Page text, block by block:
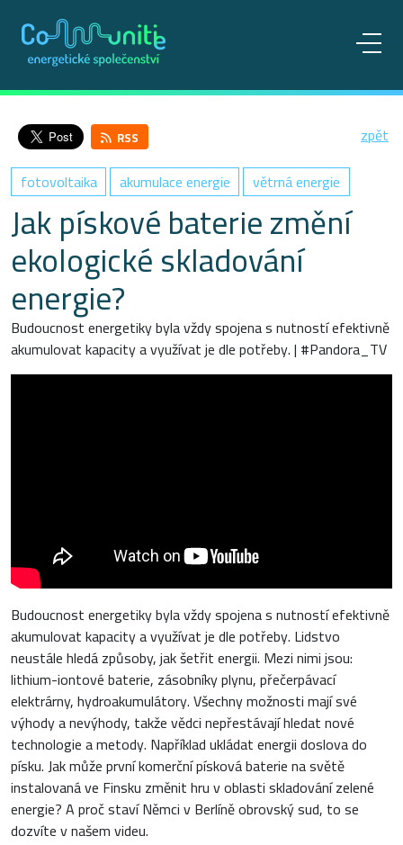
fotovoltaika akumulace energie větrná energie
Jak pískové baterie změní
ekologické skladování
energie?
zpět
RSS
Budoucnost energetiky byla vždy spojena s nutností efektivně
akumulovat kapacity a využívat je dle potřeby. | #Pandora_TV
Budoucnost energetiky byla vždy spojena s nutností efektivně
akumulovat kapacity a využívat je dle potřeby. Lidstvo
neustále hledá způsoby, jak šetřit energii. Mezi nimi jsou:
lithium-iontové baterie, zásobníky plynu, přečerpávací
elektrárny, hydroakumulátory. Všechny možnosti mají své
výhody a nevýhody, takže vědci nepřestávají hledat nové
technologie a metody. Například ukládat energii doslova do
písku. Jak může první komerční písková baterie na světě
instalovaná ve Finsku změnit hru v oblasti skladování zelené
energie? A proč staví Němci v Berlíně obrovský sud, to se
dozvíte v našem videu.